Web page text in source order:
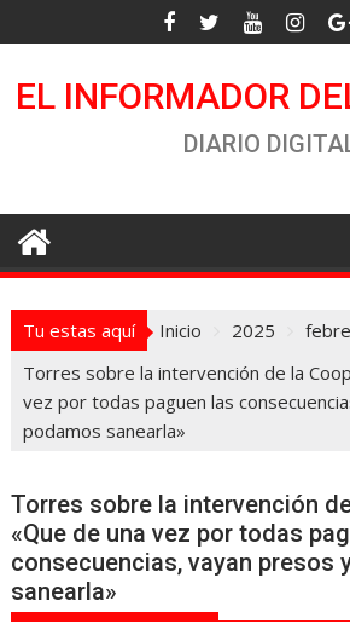
al
EL INFORMADOR
DIARIO
Tu estas aquí Inicio 2025
Torres sobre la intervención de la
vez por todas paguen las
podamos sanearla»
Torres sobre la intervención
«Que de una vez por todas
consecuencias, vayan presos
sanearla»